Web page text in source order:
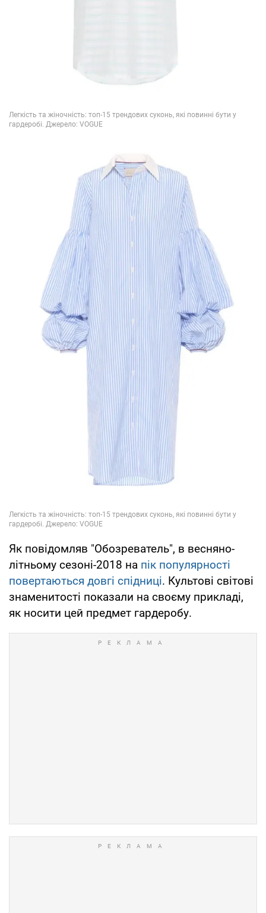
Як повідомляв "Обозреватель", в весняно-
літньому сезоні-2018 на пік популярності
повертаються довгі спідниці. Культові світові
знаменитості показали на своєму прикладі,
як носити цей предмет гардеробу.